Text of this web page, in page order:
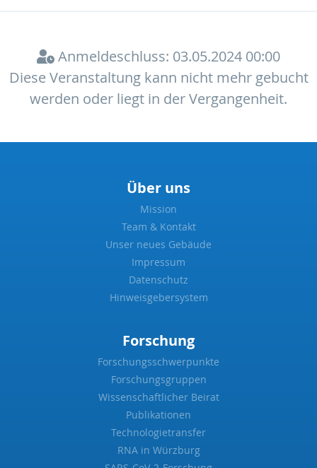
Anmeldeschluss: 03.05.2024 00:00
Diese Veranstaltung kann nicht mehr gebucht
werden oder liegt in der Vergangenheit.
Über uns
Mission
Team & Kontakt
Unser neues Gebäude
Impressum
Datenschutz
Hinweisgebersystem
Forschung
Forschungsschwerpunkte
Forschungsgruppen
Wissenschaftlicher Beirat
Publikationen
Technologietransfer
RNA in Würzburg